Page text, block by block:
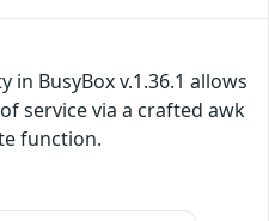
BusyBox v.1.36.1 allows
service via a crafted awk
function.